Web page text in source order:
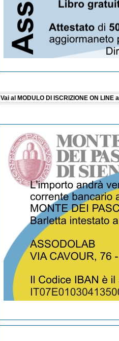
Vai al MODULO DI ISCRIZIONE ON